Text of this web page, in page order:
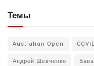
Темы
Australian Open
Андрей Шевченко